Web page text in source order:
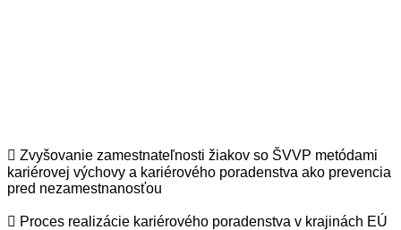
 Zvyšovanie zamestnateľnosti žiakov so ŠVVP metódami
kariérovej výchovy a kariérového poradenstva ako prevencia
pred nezamestnanosťou
 Proces realizácie kariérového poradenstva v krajinách EÚ